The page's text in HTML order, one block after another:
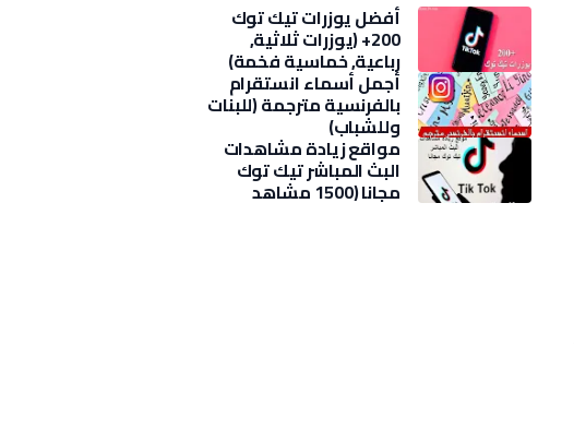
أفضل يوزرات تيك توك
200+ (يوزرات ثلاثية,
رباعية, خماسية فخمة)
2025
أجمل أسماء انستقرام
بالفرنسية مترجمة (للبنات
وللشباب)
مواقع زيادة مشاهدات
البث المباشر تيك توك
مجانا (1500 مشاهد